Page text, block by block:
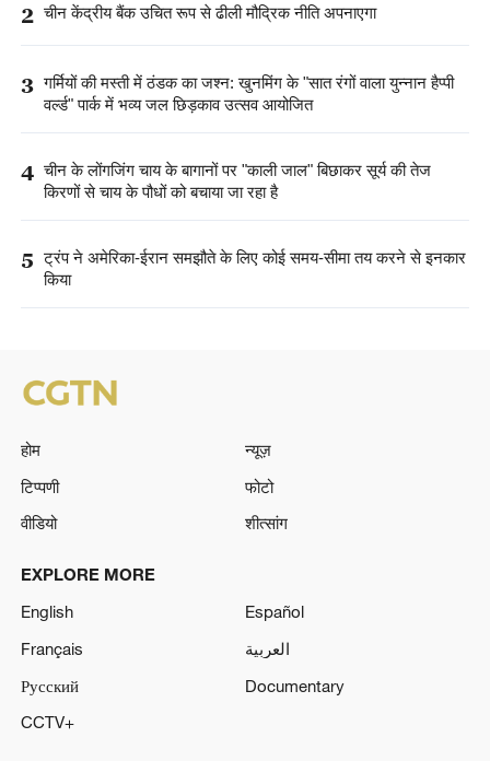
2 चीन केंद्रीय बैंक उचित रूप से ढीली मौद्रिक नीति अपनाएगा
3 गर्मियों की मस्ती में ठंडक का जश्न: खुनमिंग के "सात रंगों वाला युन्नान हैप्पी
वर्ल्ड" पार्क में भव्य जल छिड़काव उत्सव आयोजित
4 चीन के लोंगजिंग चाय के बागानों पर "काली जाल" बिछाकर सूर्य की तेज
किरणों से चाय के पौधों को बचाया जा रहा है
5 ट्रंप ने अमेरिका-ईरान समझौते के लिए कोई समय-सीमा तय करने से इनकार
किया
होम
न्यूज़
टिप्पणी
फोटो
वीडियो
शीत्सांग
EXPLORE MORE
English
Español
Français
العربية
Русский
Documentary
CCTV+